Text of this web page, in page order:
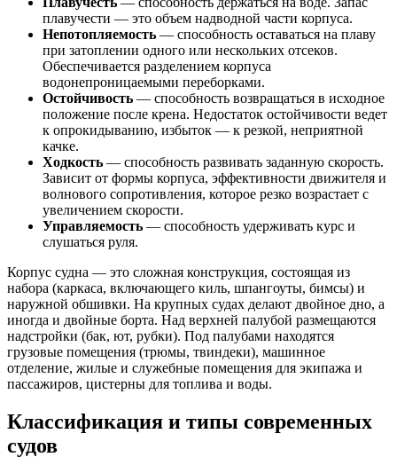
плавучести — это объем надводной части корпуса.
Непотопляемость — способность оставаться на плаву
при затоплении одного или нескольких отсеков.
Обеспечивается разделением корпуса
водонепроницаемыми переборками.
Остойчивость — способность возвращаться в исходное
положение после крена. Недостаток остойчивости ведет
к опрокидыванию, избыток — к резкой, неприятной
качке.
Ходкость — способность развивать заданную скорость.
Зависит от формы корпуса, эффективности движителя и
волнового сопротивления, которое резко возрастает с
увеличением скорости.
Управляемость — способность удерживать курс и
слушаться руля.
Корпус судна — это сложная конструкция, состоящая из
набора (каркаса, включающего киль, шпангоуты, бимсы) и
наружной обшивки. На крупных судах делают двойное дно, а
иногда и двойные борта. Над верхней палубой размещаются
надстройки (бак, ют, рубки). Под палубами находятся
грузовые помещения (трюмы, твиндеки), машинное
отделение, жилые и служебные помещения для экипажа и
пассажиров, цистерны для топлива и воды.
Классификация и типы современных
судов